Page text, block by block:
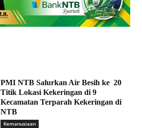
PMI NTB Salurkan Air Besih ke 20
Titik Lokasi Kekeringan di 9
Kecamatan Terparah Kekeringan di
NTB
Kemanusiaan